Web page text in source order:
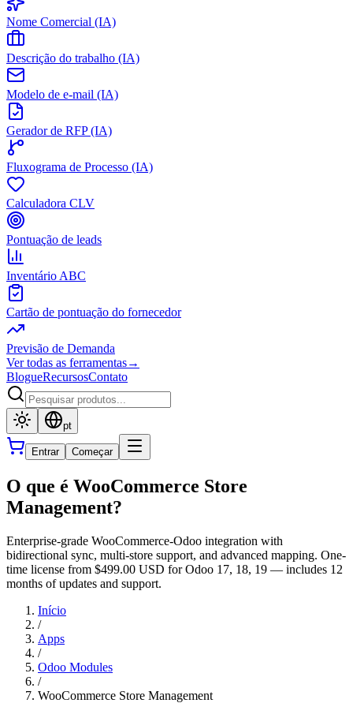
Nome Comercial (IA)
Descrição do trabalho (IA)
Modelo de e-mail (IA)
Gerador de RFP (IA)
Fluxograma de Processo (IA)
Calculadora CLV
Pontuação de leads
Inventário ABC
Cartão de pontuação do fornecedor
Previsão de Demanda
Ver todas as ferramentas→
BlogueRecursosContato
pt
Entrar Começar
O que é WooCommerce Store
Management?
Enterprise-grade WooCommerce-Odoo integration with
bidirectional sync, multi-store support, and advanced mapping. One-
time license from $499.00 USD for Odoo 17, 18, 19 — includes 12
months of updates and support.
Início
/
Apps
/
Odoo Modules
/
WooCommerce Store Management